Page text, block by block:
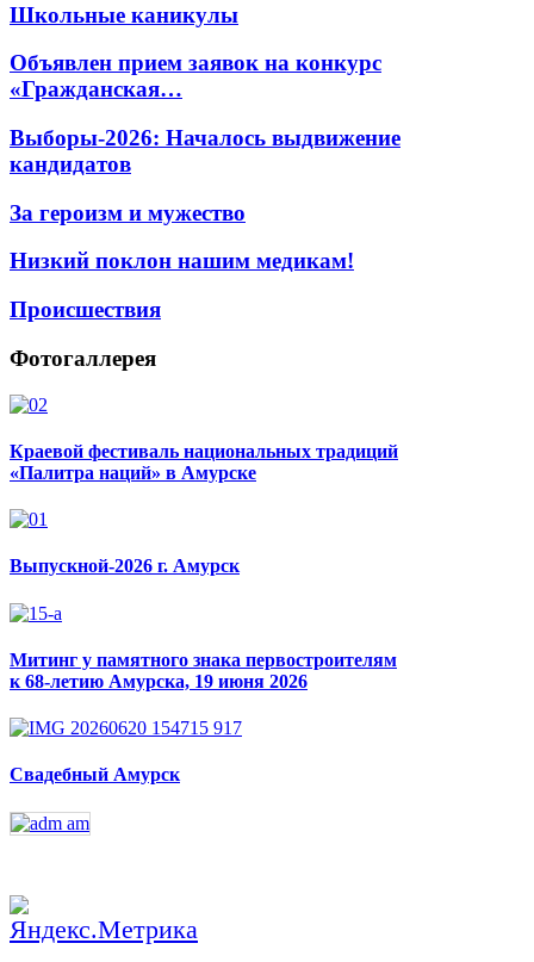
Школьные каникулы
Объявлен прием заявок на конкурс
«Гражданская…
Выборы-2026: Началось выдвижение
кандидатов
За героизм и мужество
Низкий поклон нашим медикам!
Происшествия
Фотогаллерея
Краевой фестиваль национальных традиций
«Палитра наций» в Амурске
Выпускной-2026 г. Амурск
Митинг у памятного знака первостроителям
к 68-летию Амурска, 19 июня 2026
Свадебный Амурск